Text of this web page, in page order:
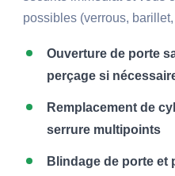
possibles (verrous,
Ouverture de porte
perçage si
Remplacement de
serrure multipoints
Blindage de porte et